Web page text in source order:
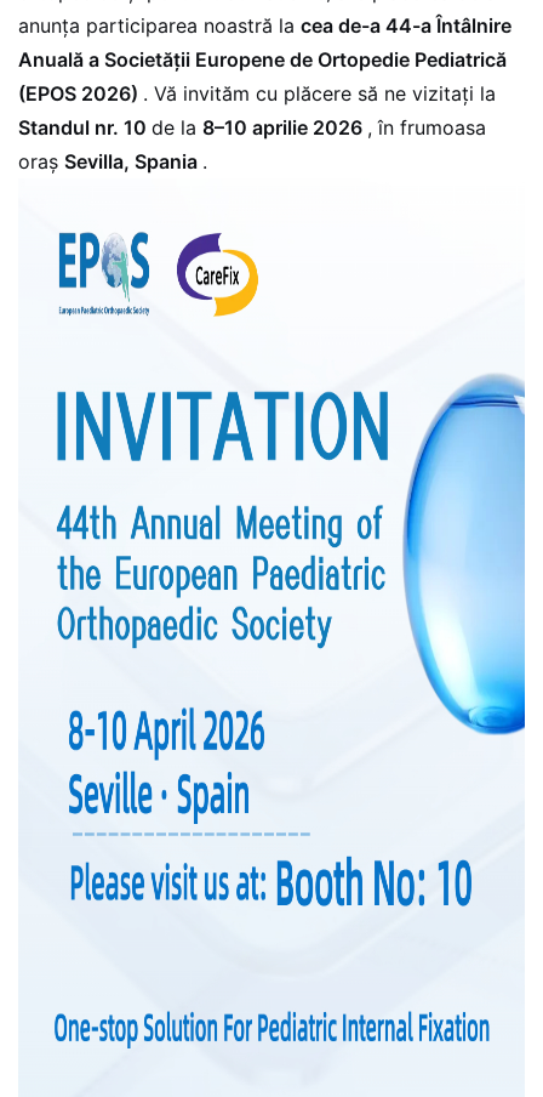
anunța participarea noastră la cea de-a 44-a Întâlnire
Anuală a Societății Europene de Ortopedie Pediatrică
(EPOS 2026) . Vă invităm cu plăcere să ne vizitați la
Standul nr. 10 de la 8–10 aprilie 2026 , în frumoasa
oraș Sevilla, Spania .